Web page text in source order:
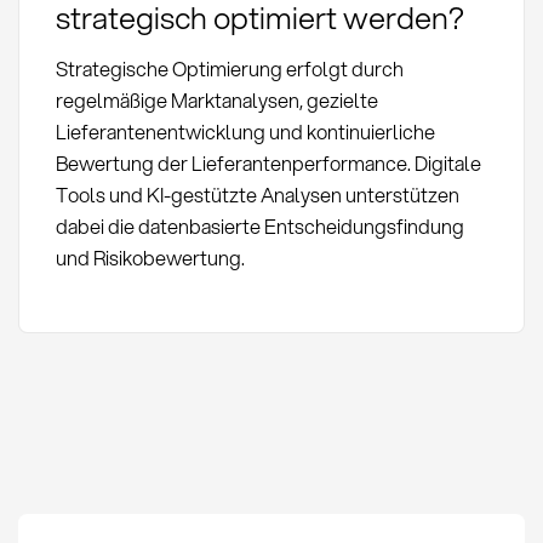
strategisch optimiert werden?
Strategische Optimierung erfolgt durch
regelmäßige Marktanalysen, gezielte
Lieferantenentwicklung und kontinuierliche
Bewertung der Lieferantenperformance. Digitale
Tools und KI-gestützte Analysen unterstützen
dabei die datenbasierte Entscheidungsfindung
und Risikobewertung.